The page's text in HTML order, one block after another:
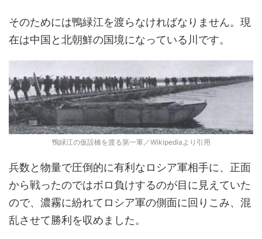
そのためには鴨緑江を渡らなければなりません。現
在は中国と北朝鮮の国境になっている川です。
鴨緑江の仮設橋を渡る第一軍／Wikipediaより引用
兵数と物量で圧倒的に有利なロシア軍相手に、正面
から戦ったのではボロ負けするのが目に見えていた
ので、濃霧に紛れてロシア軍の側面に回りこみ、混
乱させて勝利を収めました。